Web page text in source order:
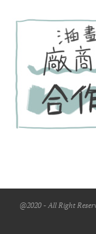
@2020 - All Right